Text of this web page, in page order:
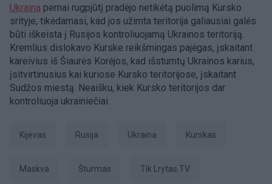
Ukraina pernai rugpjūtį pradėjo netikėtą puolimą Kursko
srityje, tikėdamasi, kad jos užimta teritorija galiausiai galės
būti iškeista į Rusijos kontroliuojamą Ukrainos teritoriją.
Kremlius dislokavo Kurske reikšmingas pajėgas, įskaitant
kareivius iš Šiaurės Korėjos, kad išstumtų Ukrainos karius,
įsitvirtinusius kai kuriose Kursko teritorijose, įskaitant
Sudžos miestą. Neaišku, kiek Kursko teritorijos dar
kontroliuoja ukrainiečiai.
Kijevas Rusija Ukraina Kurskas
Maskva šturmas tik Lrytas.TV